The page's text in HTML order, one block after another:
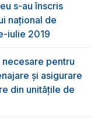
s-au înscris
naţional de
iulie 2019
pentru
și asigurare
din unitățile de